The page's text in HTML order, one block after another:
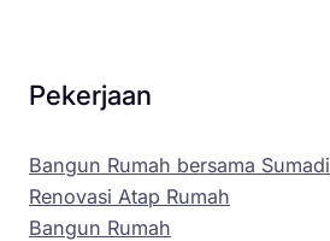
Pekerjaan
Bangun Rumah bersama Sumadi
Renovasi Atap Rumah
Bangun Rumah